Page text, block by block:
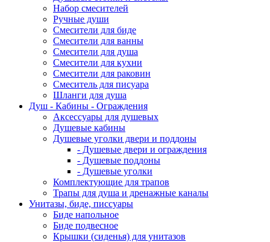
Набор смесителей
Ручные души
Смесители для биде
Смесители для ванны
Смесители для душа
Смесители для кухни
Смесители для раковин
Смеситель для писуара
Шланги для душа
Душ - Кабины - Ограждения
Аксессуары для душевых
Душевые кабины
Душевые уголки двери и поддоны
- Душевые двери и ограждения
- Душевые поддоны
- Душевые уголки
Комплектующие для трапов
Трапы для душа и дренажные каналы
Унитазы, биде, писсуары
Биде напольное
Биде подвесное
Крышки (сиденья) для унитазов